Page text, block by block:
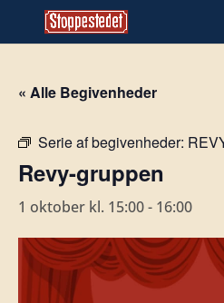
« Alle Begivenheder
Serie af begivenheder:
Revy-gruppen
1 oktober kl. 15:00- 16:00